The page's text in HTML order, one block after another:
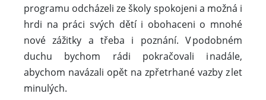
programu odcházeli ze školy spokojeni a možná i
hrdi na práci svých dětí i obohaceni o mnohé
nové zážitky a třeba i poznání. V podobném
duchu bychom rádi pokračovali i nadále,
abychom navázali opět na zpřetrhané vazby z let
minulých.